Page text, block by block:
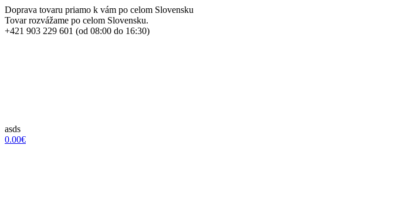
Doprava tovaru priamo k vám po celom Slovensku
Tovar rozvážame po celom Slovensku.
+421 903 229 601 (od 08:00 do 16:30)
asds
0.00€